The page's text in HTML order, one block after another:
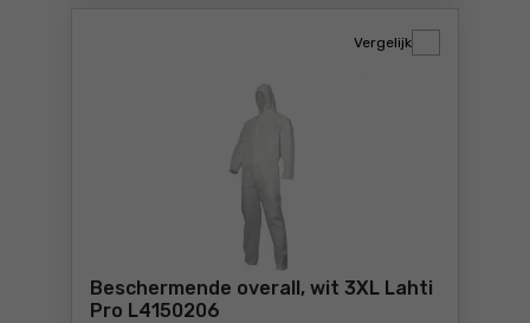
Beschermende overall, wit 3XL Lahti
Pro L4150206
Vergelijk